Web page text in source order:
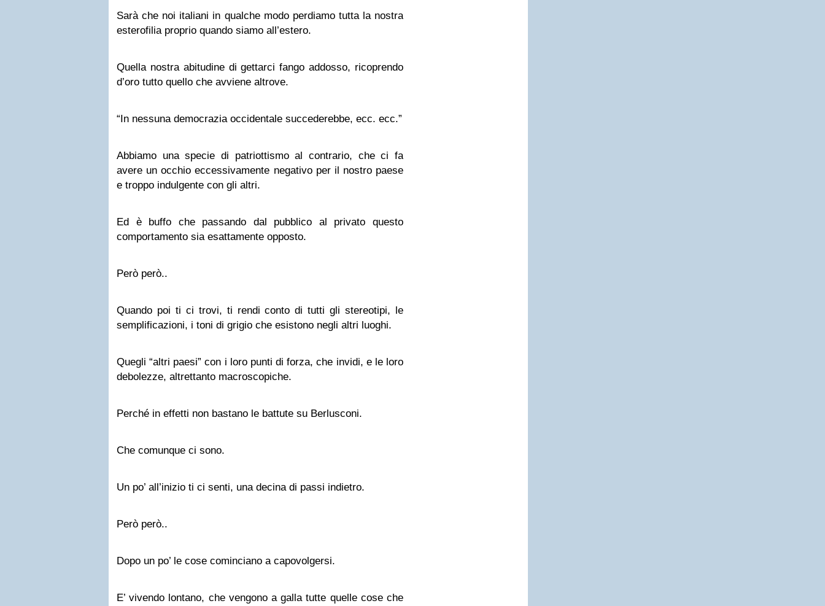
Sarà che noi italiani in qualche modo perdiamo tutta la nostra
esterofilia proprio quando siamo all’estero.
Quella nostra abitudine di gettarci fango addosso, ricoprendo
d’oro tutto quello che avviene altrove.
“In nessuna democrazia occidentale succederebbe, ecc. ecc.”
Abbiamo una specie di patriottismo al contrario, che ci fa
avere un occhio eccessivamente negativo per il nostro paese
e troppo indulgente con gli altri.
Ed è buffo che passando dal pubblico al privato questo
comportamento sia esattamente opposto.
Però però..
Quando poi ti ci trovi, ti rendi conto di tutti gli stereotipi, le
semplificazioni, i toni di grigio che esistono negli altri luoghi.
Quegli “altri paesi” con i loro punti di forza, che invidi, e le loro
debolezze, altrettanto macroscopiche.
Perché in effetti non bastano le battute su Berlusconi.
Che comunque ci sono.
Un po’ all’inizio ti ci senti, una decina di passi indietro.
Però però..
Dopo un po’ le cose cominciano a capovolgersi.
E’ vivendo lontano, che vengono a galla tutte quelle cose che